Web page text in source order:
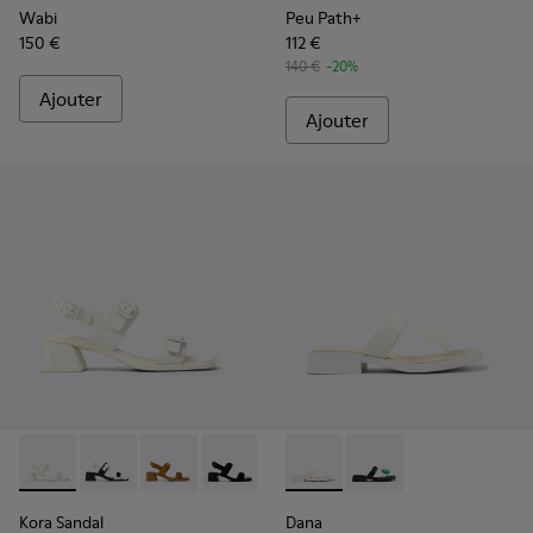
Wabi
150 €
Ajouter
Peu Path+
112 €
140 € -20%
Ajouter
Kora Sandal - K201739-002 - Sandales en cuir blanc Pour
Kora Sandal - K201739-006 - Sandales en cuir
Kora Sandal - K201739-005
Kora Sandal - K201739-001
Kora Sandal
Dana - K201892-003 -
Dana - K201892-001
Dana